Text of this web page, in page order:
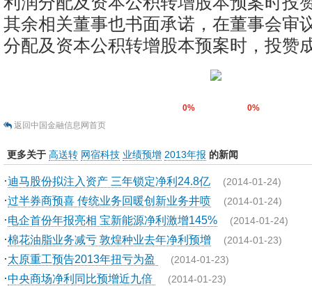
其余相关董事也书面承诺，在董事会审
分配及资本公积转增股本预案时，投赞
0%
0%
返回中国金融信息网首页
更多关于 高送转 网宿科技 业绩预增 2013年报 的新闻
·迪马股份拟注入资产 三年锁定净利24.8亿 (2014-01-24)
·过半券商预喜 传统业务回暖创新业务井喷 (2014-01-24)
·电企首份年报亮相 宝新能源净利激增145% (2014-01-24)
·棉花油脂业务减亏 敦煌种业去年净利预增 (2014-01-23)
·太原重工预告2013年扭亏为盈 (2014-01-23)
·中央商场净利同比预增近九倍 (2014-01-23)